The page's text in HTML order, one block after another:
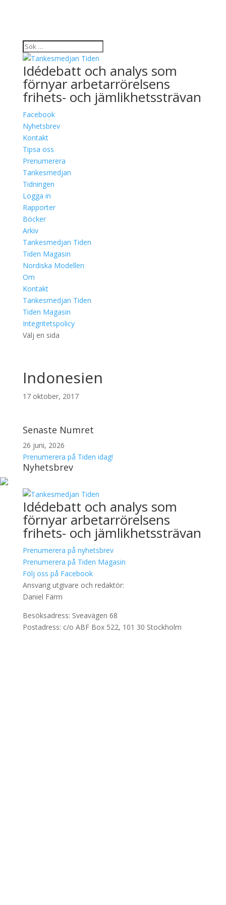
Idédebatt och analys som
förnyar arbetarrörelsens
frihets- och jämlikhetssträvan
Facebook
Nyhetsbrev
Kontakt
Tipsa oss
Prenumerera
Tankesmedjan
Tidningen
Logga in
Rapporter
Böcker
Arkiv
Tankesmedjan Tiden
Tiden Magasin
Nordiska Modellen
Om
Kontakt
Tankesmedjan Tiden
Tiden Magasin
Integritetspolicy
Välj en sida
Indonesien
17 oktober, 2017
Senaste Numret
26 juni, 2026
Prenumerera på Tiden idag!
Nyhetsbrev
Idédebatt och analys som
förnyar arbetarrörelsens
frihets- och jämlikhetssträvan
Prenumerera på nyhetsbrev
Prenumerera på Tiden Magasin
Följ oss på Facebook
Ansvarig utgivare och redaktör:
Daniel Färm
Besöksadress: Sveavägen 68
Postadress: c/o ABF Box 522, 101 30 Stockholm